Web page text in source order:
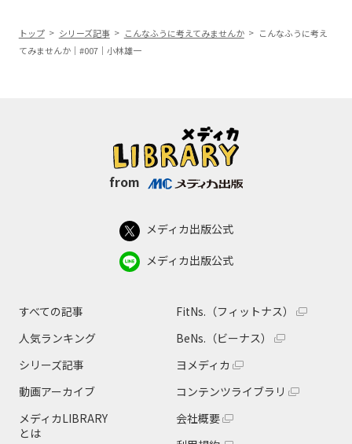
トップ シリーズ記事 こんなふうに考えてみませんか
こんなふうに考え
てみませんか｜#007｜小林雄一
from
メディカ出版公式
メディカ出版公式
すべての記事
人気ランキング
シリーズ記事
動画アーカイブ
メディカLIBRARY
とは
FitNs.（フィットナス）
BeNs.（ビーナス）
ヨメディカ
コンテンツライブラリ
会社概要